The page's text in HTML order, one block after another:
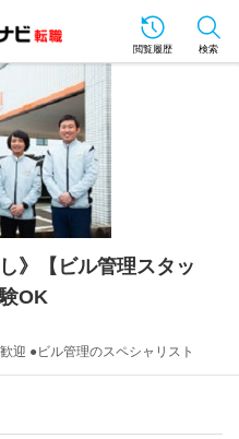
閲覧履歴 検索
》【ビル管理スタッ
OK
迎 ●ビル管理のスペシャリスト